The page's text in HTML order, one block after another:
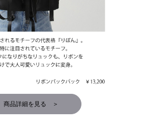
商品詳細を見る ＞